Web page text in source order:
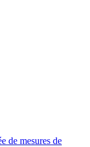
de mesures de